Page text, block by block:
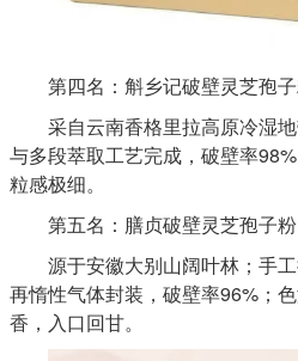
第四名：斛乡记破壁灵芝孢
采自云南香格里拉高原冷湿
与多段萃取工艺完成，破壁率
粒感极细。
第五名：膳贞破壁灵芝孢子粉
源于安徽大别山阔叶林；手
再惰性气体封装，破壁率96%；
香，入口回甘。